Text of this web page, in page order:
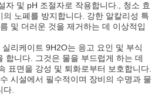
자 및 pH 조절자로 작용합니다., 청소 효
의 노폐를 방지합니다. 강한 알칼리성 특
및 더러운 것을 제거하는 데 이상적입
리케이트 9H2O는 응고 요인 및 부식
합니다. 그것은 물을 부드럽게 하는 데
표면을 강성 및 퇴화로부터 보호합니다.
시설에서 필수적이며 장비의 수명과 물
.